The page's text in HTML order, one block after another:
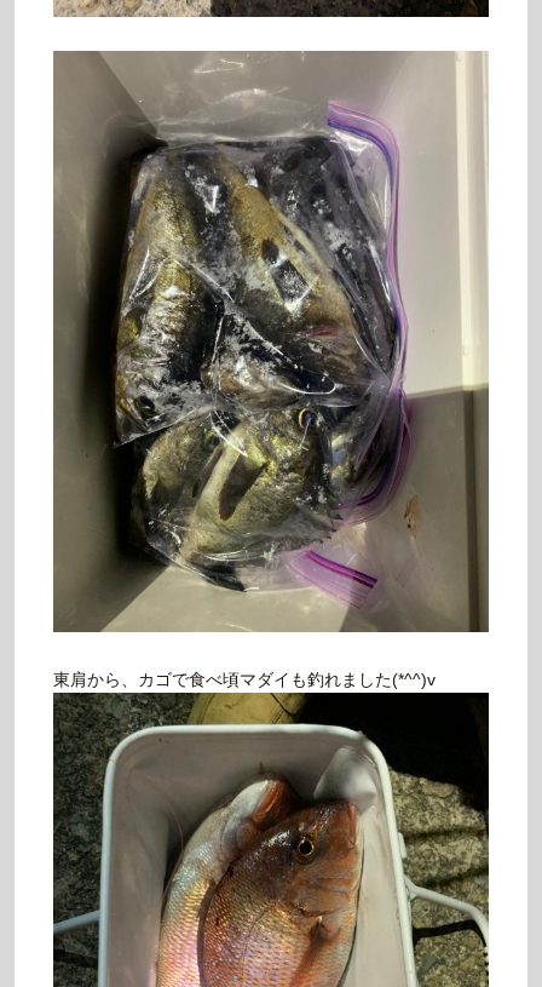
東肩から、カゴで食べ頃マダイも釣れました(*^^)v